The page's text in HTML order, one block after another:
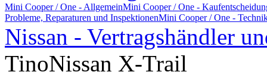
Mini Cooper / One - AllgemeinMini Cooper / One -
Probleme, Reparaturen und InspektionenMini Cooper / One -
Nissan - Vertragshändler
TinoNissan X-Trail